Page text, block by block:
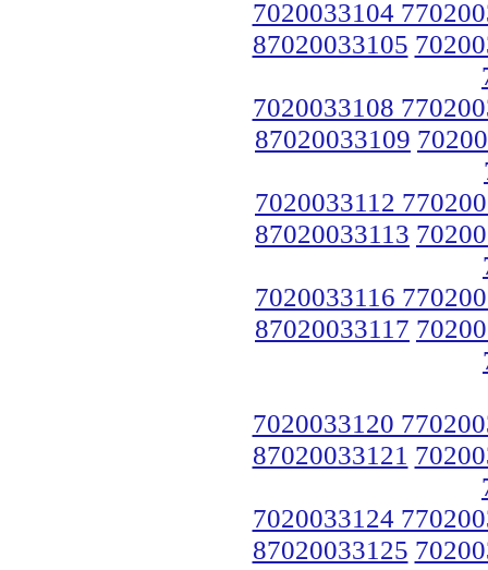
7020033104
87020033105
7020033108
87020033109
7020033112
87020033113
7020033116
87020033117
7020033120
87020033121
7020033124
87020033125